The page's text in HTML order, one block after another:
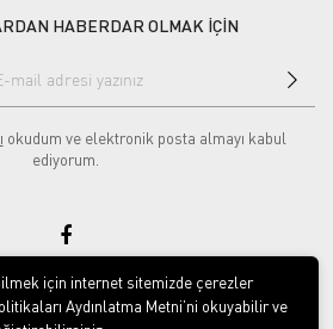
HABERDAR OLMAK İÇİN
okudum ve elektronik posta almayı kabul
ediyorum.
null
için internet sitemizde çerezler
Aydınlatma Metni’ni okuyabilir ve